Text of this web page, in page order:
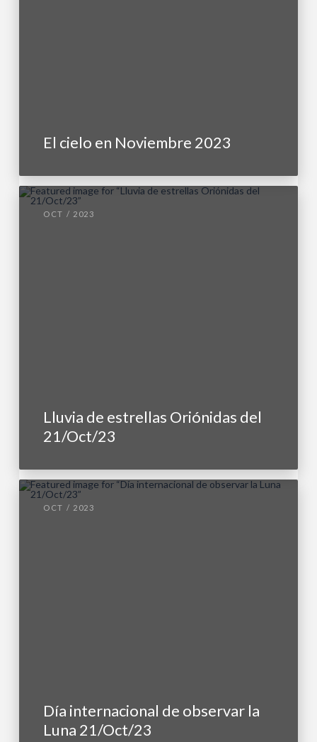
El cielo en Noviembre 2023
OCT / 2023
Lluvia de estrellas Oriónidas del
21/Oct/23
OCT / 2023
Día internacional de observar la
Luna 21/Oct/23